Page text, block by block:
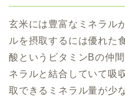
玄米には豊富なミネラル
ルを摂取するには優れた
酸というビタミンBの仲
ネラルと結合していて吸
取できるミネラル量が少